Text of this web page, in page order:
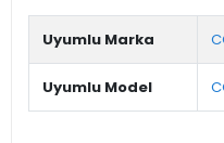
Uyumlu Marka
Uyumlu Model